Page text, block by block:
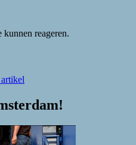
kunnen reageren.